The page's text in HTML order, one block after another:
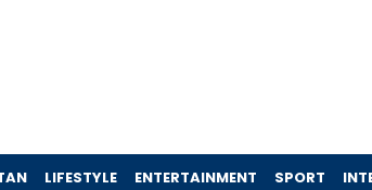
LIFESTYLE ENTERTAINMENT SPORT